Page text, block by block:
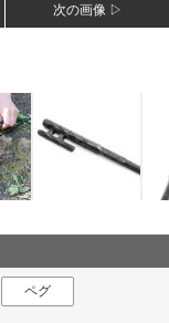
次の画像 ▷
ペグ